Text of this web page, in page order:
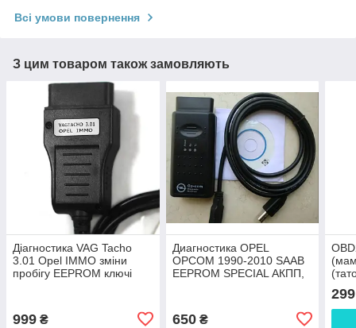
Всі умови повернення
З цим товаром також замовляють
Діагностика VAG Tacho
3.01 Opel IMMO зміни
пробігу EEPROM ключі
999 ₴
Диагностика OPEL
OPCOM 1990-2010 SAAB
EEPROM SPECIAL АКПП,
650₴
299